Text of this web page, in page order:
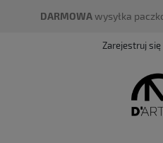
DARMOWAwysyłka
Zarejestruj się